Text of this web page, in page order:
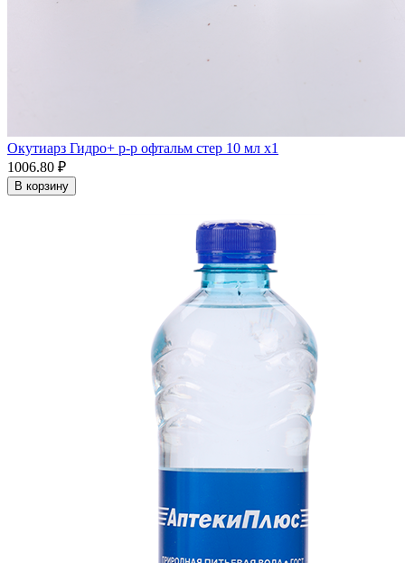
Окутиарз Гидро+ р-р офтальм стер 10 мл x1
1006.80 ₽
В корзину